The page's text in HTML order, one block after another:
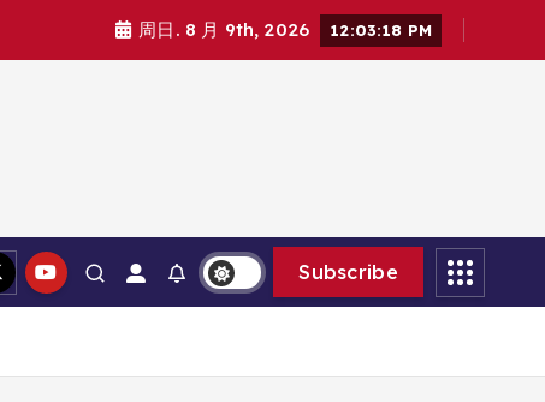
周日. 8 月 9th, 2026 12:03:19 PM
Subscribe